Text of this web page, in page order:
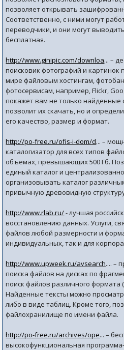
позволяет открывать
Соответственно, с ними могут
переводчики, и они могут
бесплатная.
http://www.ginipic.com/downloa... –
поисковик фотографий и
мире файловым хостингам,
фотосервисам, например, Flickr,
покажет вам не только найденные
позволит их скачать, но и
его качество, размер и формат.
http://po-free.ru/ofis-i-dom/d... –
каталогизатор для всех типов
объемах, превышающих 500 Гб.
единый каталог и
организовывать каталог
привычную древовидную
http://www.rlab.ru/- лучшая
восстановлению данных. Услуги,
файлов любой размерности и
индивидуальных, так и для
http://www.upweek.ru/avsearch.... –
поиска файлов на дисках по
поиск файлов различного формата
Найденные тексты можно
либо в виде таблиц. Кроме того,
файлохранилище по имени файла.
http://po-free.ru/archives/ope... –
высокофункциональная